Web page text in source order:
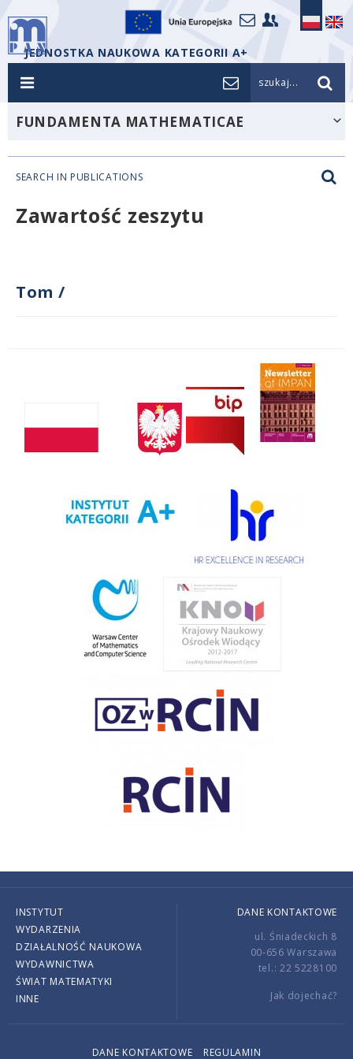
JEDNOSTKA NAUKOWA KATEGORII A+
szukaj...
FUNDAMENTA MATHEMATICAE
SEARCH IN PUBLICATIONS
Zawartość zeszytu
Tom /
INSTYTUT
WYDARZENIA
DZIAŁALNOŚĆ NAUKOWA
WYDAWNICTWA
ŚWIAT MATEMATYKI
INNE
DANE KONTAKTOWE
ul. Śniadeckich 8
00-656 Warszawa
tel.: 22 5228100
Jak dojechać?
DANE KONTAKTOWE REGULAMIN